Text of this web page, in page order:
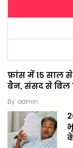
फ्रांस में 15 साल
बैन, संसद से बिल
By admin